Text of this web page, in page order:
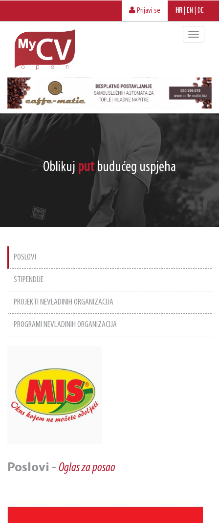
HR EN DE
Prijavi se
Oblikuj putbudućeg uspjeha
POSLOVI
STIPENDIJE
PROJEKTI NEVLADINIH ORGANIZACIJA
PROGRAMI NEVLADINIH ORGANIZACIJA
Poslovi - Oglas za posao